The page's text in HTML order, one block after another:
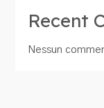
Recent
Nessun